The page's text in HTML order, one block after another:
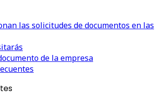
las solicitudes de documentos en las
de la empresa